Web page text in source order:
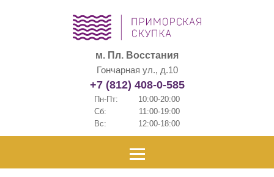
м. Пл. Восстания
Гончарная ул., д.10
+7 (812) 408-0-585
Пн-Пт:
10:00-20:00
Сб:
11:00-19:00
Вс:
12:00-18:00